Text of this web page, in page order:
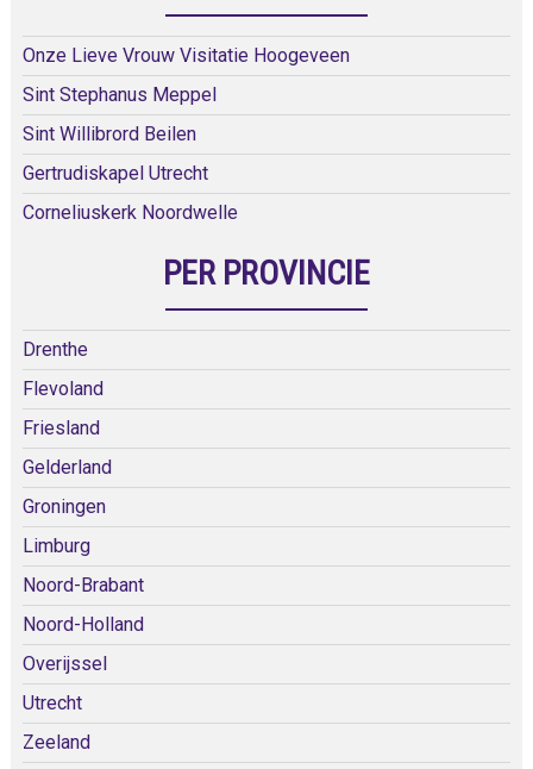
Onze Lieve Vrouw Visitatie Hoogeveen
Sint Stephanus Meppel
Sint Willibrord Beilen
Gertrudiskapel Utrecht
Corneliuskerk Noordwelle
PER PROVINCIE
Drenthe
Flevoland
Friesland
Gelderland
Groningen
Limburg
Noord-Brabant
Noord-Holland
Overijssel
Utrecht
Zeeland